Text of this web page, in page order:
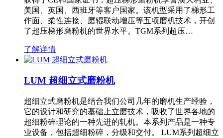
美国、英国、西班牙等客户国家。该机型采用了梯形工
作面、柔性连接、磨辊联动增压等五项磨机技术，开创
了超压梯形磨粉机的世界水平。TGM系列超压…
了解详情
LUM 超细立式磨粉机
超细立式磨粉机是结合我们公司几年的磨机生产经验，
它的设计和研究的基础上立磨技术，吸收了世界各地的
超细粉碎理论的一种先进的轧机。本系列产品是一种专
业设备，包括超细粉碎，分级和交付。 LUM系列超细立